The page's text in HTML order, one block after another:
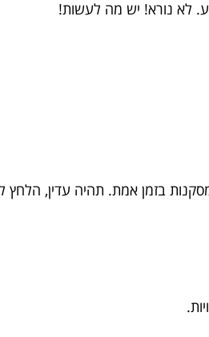
לא נורא! יש מה לעשות!
בזמן אמת. תהיה עדין, הלחץ